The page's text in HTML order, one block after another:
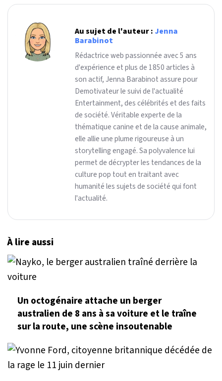
Au sujet de l'auteur : Jenna
Barabinot
Rédactrice web passionnée avec 5 ans
d'expérience et plus de 1850 articles à
son actif, Jenna Barabinot assure pour
Demotivateur le suivi de l'actualité
Entertainment, des célébrités et des faits
de société. Véritable experte de la
thématique canine et de la cause animale,
elle allie une plume rigoureuse à un
storytelling engagé. Sa polyvalence lui
permet de décrypter les tendances de la
culture pop tout en traitant avec
humanité les sujets de société qui font
l'actualité.
À lire aussi
Un octogénaire attache un berger
australien de 8 ans à sa voiture et le traîne
sur la route, une scène insoutenable